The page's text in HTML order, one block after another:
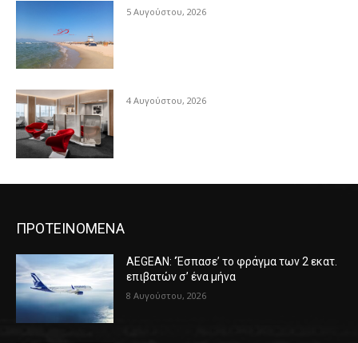
5 Αυγούστου, 2026
4 Αυγούστου, 2026
ΠΡΟΤΕΙΝΟΜΕΝΑ
AEGEAN: ‘Έσπασε’ το φράγμα των 2 εκατ.
επιβατών σ’ ένα μήνα
8 Αυγούστου, 2026